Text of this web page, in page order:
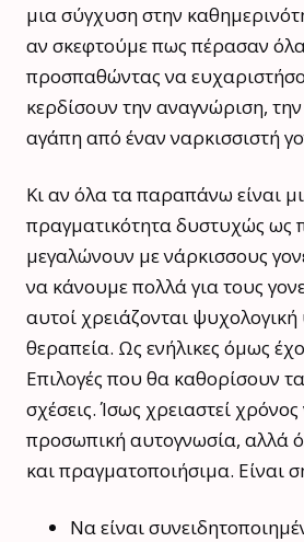
μια σύγχυση στην
αν σκεφτούμε πως πέρασαν
προσπαθώντας να
κερδίσουν την αναγνώριση,
αγάπη από έναν ναρκισσιστή
Κι αν όλα τα παραπάνω είναι
πραγματικότητα δυστυχώς ως
μεγαλώνουν με νάρκισσους
να κάνουμε πολλά για τους
αυτοί χρειάζονται
θεραπεία. Ως ενήλικες όμως
Επιλογές που θα καθορίσουν τα
σχέσεις. Ίσως χρειαστεί χρόνος
προσωπική αυτογνωσία, αλλά
και πραγματοποιήσιμα. Είναι
Να είναι